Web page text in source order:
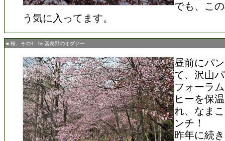
でも、こ
う気に入ってます。
■ 桜、その3 by 富良野のオダジー
昼前にパ
て、沢山
フォーラ
ヒーを保
れ、なま
ンチ！
昨年に続